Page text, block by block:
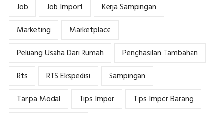
Job
Job Import
Kerja Sampingan
Marketing
Marketplace
Peluang Usaha Dari Rumah
Penghasilan Tambahan
Rts
RTS Ekspedisi
Sampingan
Tanpa Modal
Tips Impor
Tips Impor Barang